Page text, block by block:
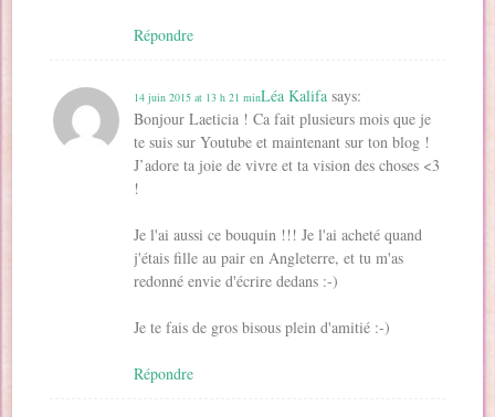
Répondre
Léa Kalifa says:
14 juin 2015 at 13 h 21 min
Bonjour Laeticia ! Ca fait plusieurs mois que je
te suis sur Youtube et maintenant sur ton blog !
J’adore ta joie de vivre et ta vision des choses <3
!
Je l'ai aussi ce bouquin !!! Je l'ai acheté quand
j'étais fille au pair en Angleterre, et tu m'as
redonné envie d'écrire dedans :-)
Je te fais de gros bisous plein d'amitié :-)
Répondre